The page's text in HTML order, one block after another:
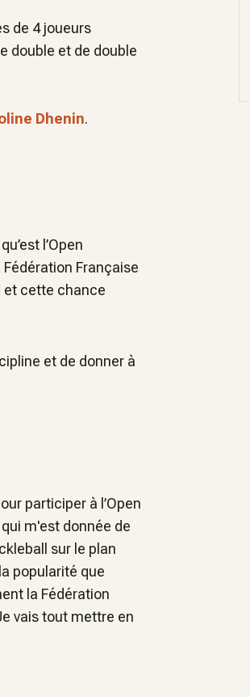
de 4 joueurs
double et de double
Dhenin.
l’Open
Française
et cette chance
et de donner à
participer à l’Open
m'est donnée de
sur le plan
popularité que
la Fédération
vais tout mettre en